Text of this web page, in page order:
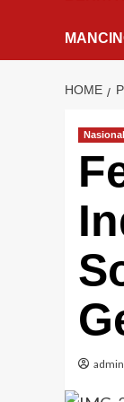
HOME
Nasional
admin